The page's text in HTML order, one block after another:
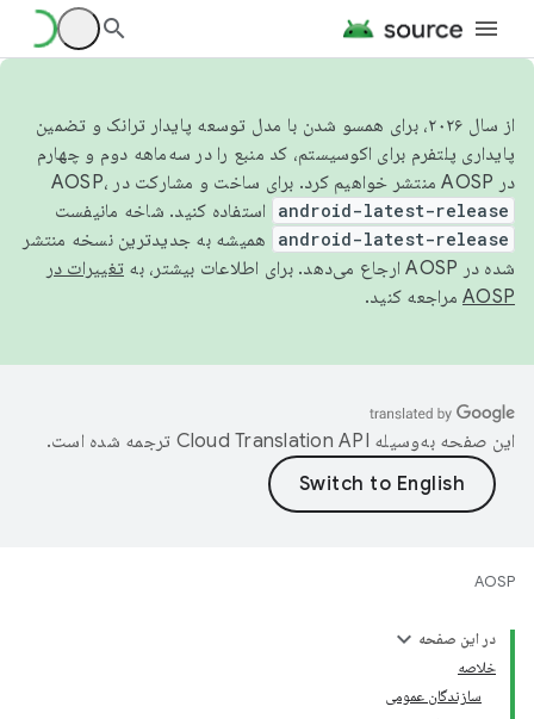
از سال ۲۰۲۶، برای همسو شدن با مدل توسعه پایدار ترانک و تضمین
پایداری پلتفرم برای اکوسیستم، کد منبع را در سه‌ماهه دوم و چهارم
در AOSP منتشر خواهیم کرد. برای ساخت و مشارکت در AOSP،
android-latest-release استفاده کنید. شاخه مانیفست
android-latest-release
همیشه به جدیدترین نسخه منتشر
شده در AOSP ارجاع می‌دهد. برای اطلاعات بیشتر، به
تغییرات در
AOSP مراجعه کنید.
این صفحه به‌وسیله ترجمه شده است.
AOSP
در این صفحه
خلاصه
سازندگان عمومی